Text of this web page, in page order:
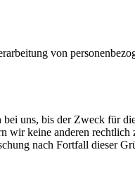
von
uns, bis der Zweck für
wir keine anderen
nach Fortfall dieser